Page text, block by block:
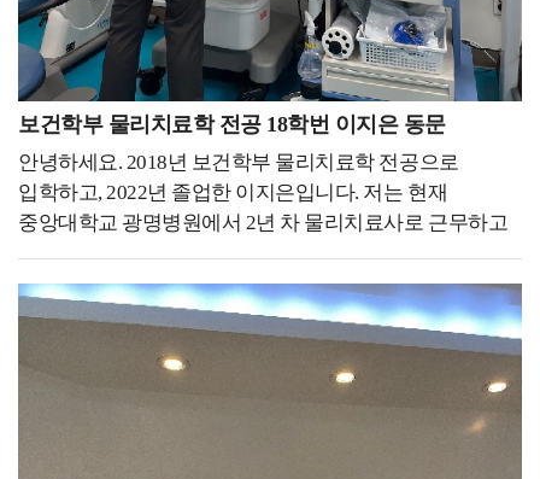
떠올려 보며 비틀대도 넘어지지 않도록 하루하루 노력하고
있습니다. 이 글을 읽는 모든 학우 분들도 백석인으로서의
자긍심과 자부심을 갖길 바라며, 각자 이어 나갈 미래를
응원하겠습니다. 감사합니다.
직장 생활을 하게 될 텐데, 대학생 때 가졌던 마음가짐과
태도를 바탕으로 현실에 안주하지 않고 계속해서 발전해
나가는 사람이 되려 합니다. 이 글을 보고 있는
후배들에게는 좋은 동기부여가 되었으면 좋겠습니다.
여러분의 앞날을 응원하겠습니다!
수상하였습니다.대학원 졸업 후 저는 모교 안경광학과
후배들에게 강의하고 있습니다.수업을 통해서 후배들을
만나게 되어 매우 뿌듯하며 그만큼 열심히 수업을
준비하고 여러 가지 진로에 대해서도 함께 이야기할 수
있도록 하고 있습니다.열심히 노력한 결과 우수 교원에도
선정되는 뜻깊은 결과도 얻었습니다.대학교에 다니면서
진로에 대해서 정말 많이 고민했었던 거 같습니다.
안경광학과의 경우 안경사나 검안사만 생각하는 경우가
안경사나 검안사뿐만 아니라 광학 회사, 광학 렌즈 회사
등등 많은 곳으로 취업하고 있습니다.취업에 있어서 가장
중요한 건 내가 하고자 하는 일에서 필요한 조건들이
무엇이 있는지 알아보는 게 중요합니다.졸업 후
준비하는것 보다는 대학교에 다니면서 내가 하고자 하는
보건학부 물리치료학 전공 18학번 이지은 동문
안녕하세요. 2018년 보건학부 물리치료학 전공으로
입학하고, 2022년 졸업한 이지은입니다. 저는 현재
중앙대학교 광명병원에서 2년 차 물리치료사로 근무하고
대해 알아보고 고민하는 시간의 연속이었습니다. 많은
학우분들께서도 저와 같이 미래를 위한 진지한 고민을
이어가고 계실 거라고 생각합니다. 저는 물리치료학과를
졸업한 후, 임상에서의 풍부한 경험을 쌓고 싶어
대학병원에 지원하였고 첫 병원에서 다양한 케이스의